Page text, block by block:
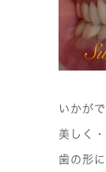
いかが
美しく
歯の形に